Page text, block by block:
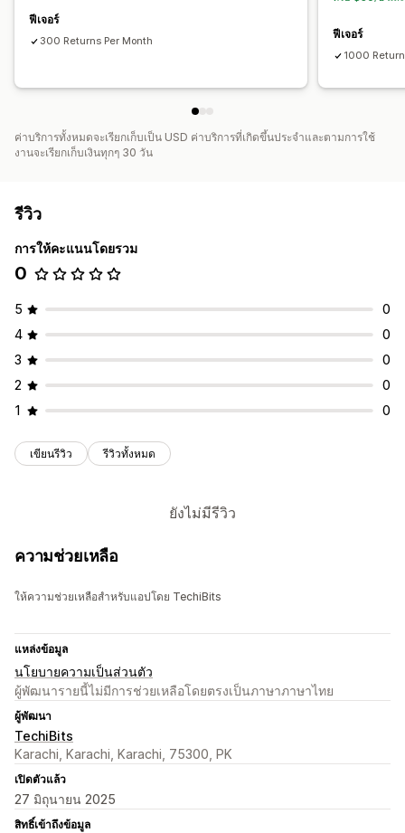
ฟีเจอร์
300 Returns Per Month ฟีเจอร์
1000
ค่าบริการทั้งหมดจะเรียกเก็บเป็น USD ค่าบริการที่เกิดขึ้นประจำและตามการใช้
งานจะเรียกเก็บเงินทุกๆ 30 วัน
รีวิว
การให้คะแนนโดยรวม
0
5
0
4
0
3
0
2
0
1
0
เขียนรีวิว รีวิวทั้งหมด
ยังไม่มีรีวิว
ความช่วยเหลือ
ให้ความช่วยเหลือสำหรับแอปโดย TechiBits
แหล่งข้อมูล
นโยบายความเป็นส่วนตัว
ผู้พัฒนารายนี้ไม่มีการช่วยเหลือโดยตรงเป็นภาษาภาษาไทย
ผู้พัฒนา
TechiBits
Karachi, Karachi, Karachi, 75300, PK
เปิดตัวแล้ว
27 มิถุนายน 2025
สิทธิ์เข้าถึงข้อมูล